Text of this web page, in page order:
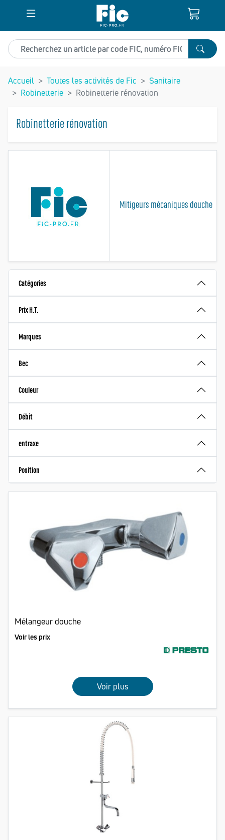
Recherchez un article
Accueil Toutes les activités de Fic
Sanitaire
Robinetterie
Robinetterie rénovation
Robinetterie rénovation
Mitigeurs mécaniques douche
Catégories
Prix H.T.
Marques
Bec
Couleur
Débit
entraxe
Position
Mélangeur douche
Voir les prix
Voir plus